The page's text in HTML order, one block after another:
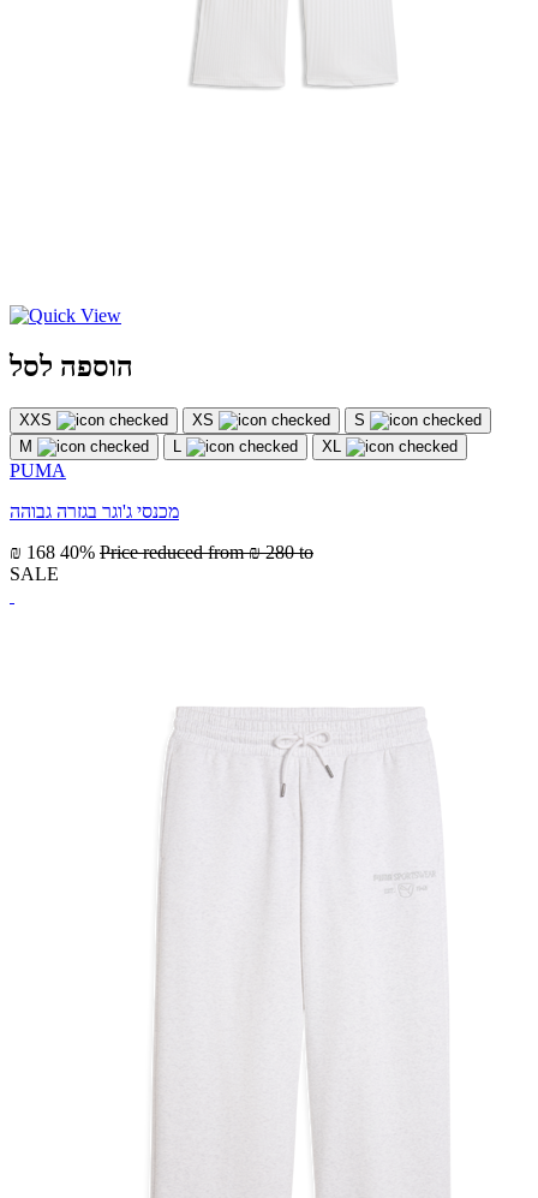
הוספה לסל
XXS XS
S
M
L XL
PUMA
מכנסי ג'וגר בגזרה גבוהה
₪ 168 40% Price reduced from₪ 280 to
SALE